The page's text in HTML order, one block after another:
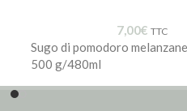
7,00€ TTC
Sugo di pomodoro
500 g/480ml